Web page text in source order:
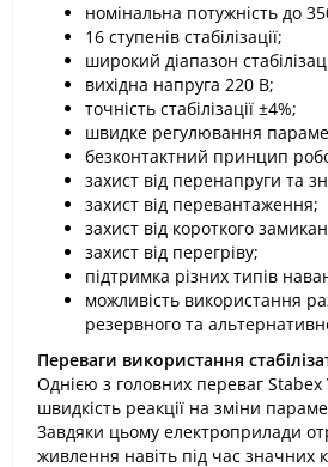
номінальна потужність до
16 ступенів стабілізації;
широкий діапазон
вихідна напруга 220 В;
точність стабілізації ±4%;
швидке регулювання
безконтактний принцип
захист від перенапруги та
захист від перевантаження;
захист від короткого
захист від перегріву;
підтримка різних типів
можливість використання
резервного та
Переваги використання
Однією з головних переваг Stabex
швидкість реакції на зміни
Завдяки цьому електроприлади
живлення навіть під час значних